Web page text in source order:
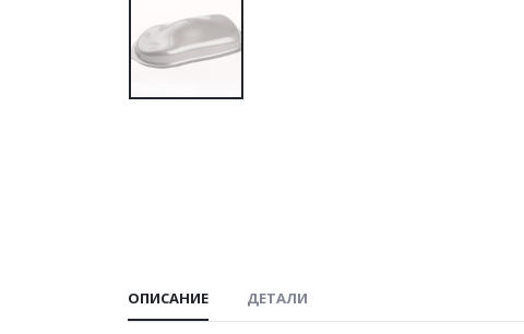
ОПИСАНИЕ ДЕТАЛИ